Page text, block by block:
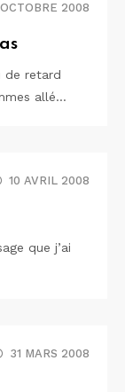
2008
de retard
allé…
10 AVRIL 2008
que j’ai
31 MARS 2008